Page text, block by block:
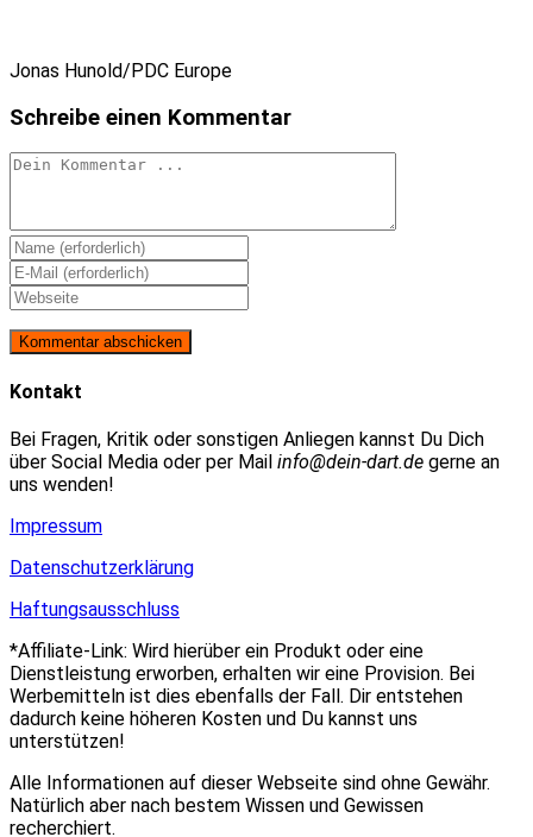
Jonas Hunold/PDC Europe
Schreibe einen Kommentar
Kommentieren
Gib
deinen
Namen
oder
Benutzernamen
zum
Kommentieren
ein
Gib
deine
E-
Mail-
Adresse
zum
ein
Gib
Website-
ein
Kontakt
Bei Fragen, Kritik oder sonstigen Anliegen kannst Du Dich
über Social Media oder per Mail info@dein-dart.de gerne an
uns wenden!
Impressum
Datenschutzerklärung
Haftungsausschluss
*Affiliate-Link: Wird hierüber ein Produkt oder eine
Dienstleistung erworben, erhalten wir eine Provision. Bei
Werbemitteln ist dies ebenfalls der Fall. Dir entstehen
dadurch keine höheren Kosten und Du kannst uns
unterstützen!
Alle Informationen auf dieser Webseite sind ohne Gewähr.
Natürlich aber nach bestem Wissen und Gewissen
recherchiert.